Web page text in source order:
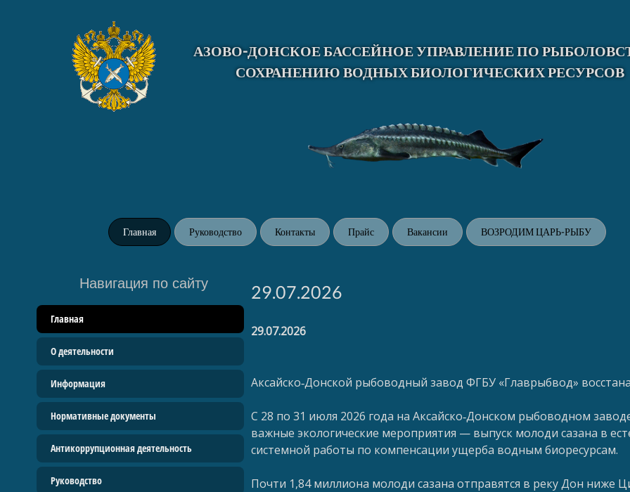
АЗОВО-ДОНСКОЕ БАССЕЙНОЕ УПРАВЛЕНИЕ ПО
СОХРАНЕНИЮ ВОДНЫХ БИОЛОГИЧЕСКИХ РЕСУРСОВ
Главная Руководство Контакты Прайс Вакансии ВОЗРОДИМ ЦАРЬ-РЫБУ
Навигация по сайту
Главная
О деятельности
Информация
Нормативные документы
Антикоррупционная деятельность
Руководство
29.07.2026
29.07.2026
Аксайско‑Донской рыбоводный завод ФГБУ «Главрыбвод»
С 28 по 31 июля 2026 года на Аксайско‑Донском рыбоводном
важные экологические мероприятия — выпуск молоди сазана в
системной работы по компенсации ущерба водным биоресурсам.
Почти 1,84 миллиона молоди сазана отправятся в реку Дон ниже